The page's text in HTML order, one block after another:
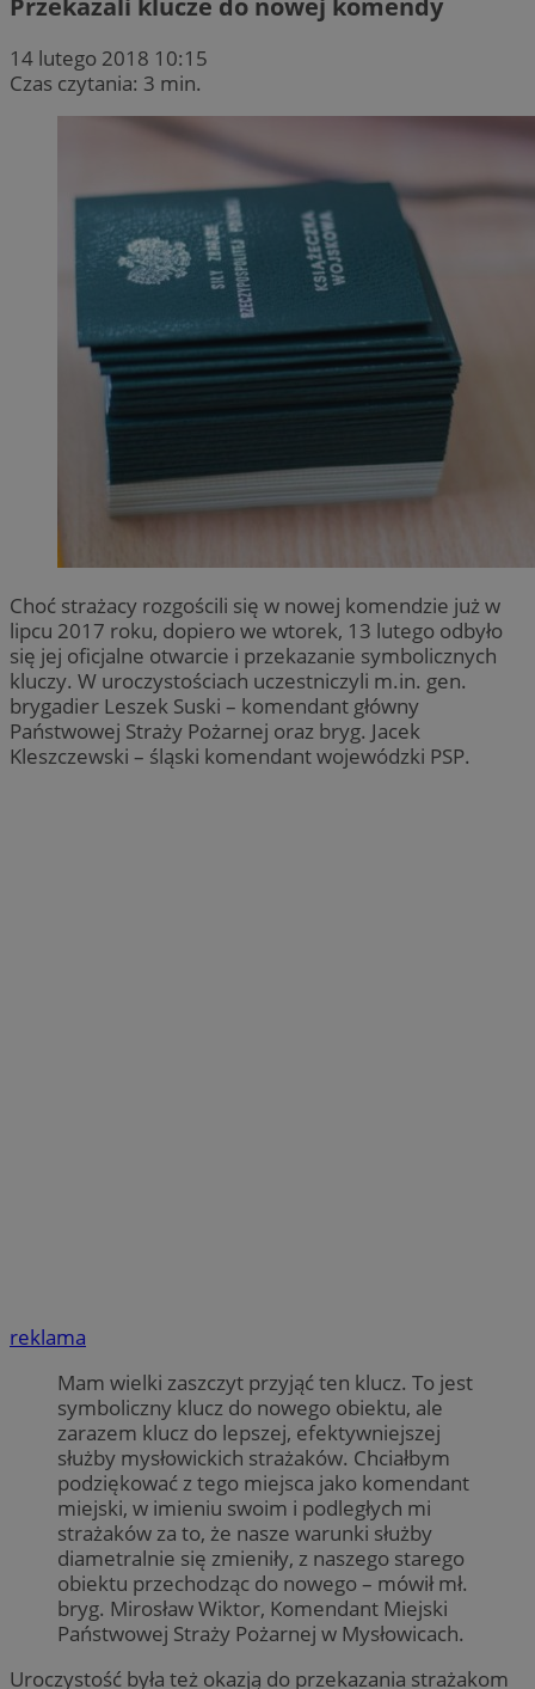
14 lutego 2018 10:15
Czas czytania: 3 min.
Choć strażacy rozgościli się w nowej komendzie już w
lipcu 2017 roku, dopiero we wtorek, 13 lutego odbyło
się jej oficjalne otwarcie i przekazanie symbolicznych
kluczy. W uroczystościach uczestniczyli m.in. gen.
brygadier Leszek Suski – komendant główny
Państwowej Straży Pożarnej oraz bryg. Jacek
Kleszczewski – śląski komendant wojewódzki PSP.
reklama
Mam wielki zaszczyt przyjąć ten klucz. To jest
symboliczny klucz do nowego obiektu, ale
zarazem klucz do lepszej, efektywniejszej
służby mysłowickich strażaków. Chciałbym
podziękować z tego miejsca jako komendant
miejski, w imieniu swoim i podległych mi
strażaków za to, że nasze warunki służby
diametralnie się zmieniły, z naszego starego
obiektu przechodząc do nowego – mówił mł.
bryg. Mirosław Wiktor, Komendant Miejski
Państwowej Straży Pożarnej w Mysłowicach.
Uroczystość była też okazją do przekazania strażakom